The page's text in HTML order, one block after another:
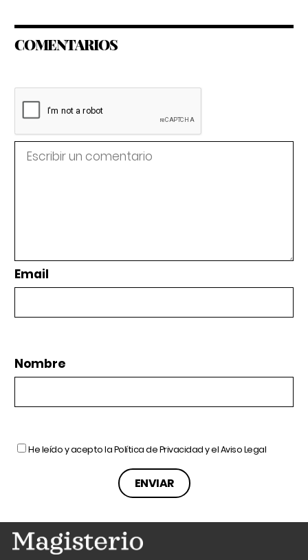
COMENTARIOS
Email
Nombre
He leído y acepto laPolítica de Privacidady elAviso Legal